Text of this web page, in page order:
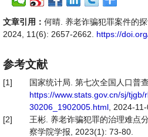
文章引用： 何晴. 养老诈骗犯罪案件的
2024, 11(6): 2657-2662. https://
参考文献
[1]
国家统计局. 第七次全国人口普
https://www.stats.gov.cn/sj/
30206_1902005.html , 2024-11-
[2]
王彬. 养老诈骗犯罪的治理难点
察学院学报, 2023(1): 73-80.